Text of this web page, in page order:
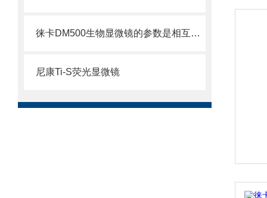
徕卡DM500生物显微镜的参数是相互又相互制约
尼康Ti-S荧光显微镜